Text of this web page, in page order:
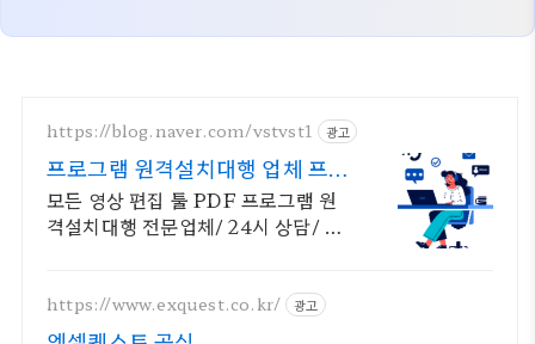
https://blog.naver.com/vstvst1 광고
프로그램 원격설치대행 업체 프로
그램 원격설치대행 전문
모든 영상 편집 툴 PDF 프로그램 원
격설치대행 전문업체/ 24시 상담/ 영
담/ 영구AS
https://www.exquest.co.kr/ 광고